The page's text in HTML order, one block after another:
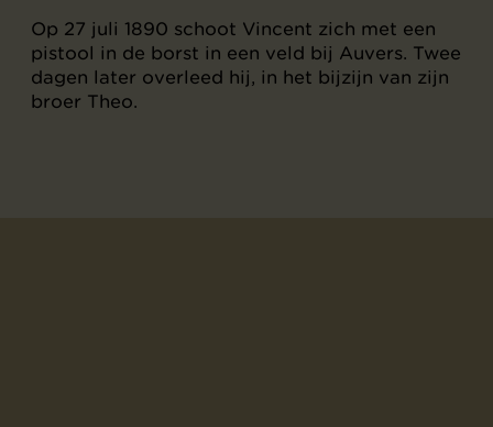
Op 27 juli 1890 schoot Vincent zich met een
pistool in de borst in een veld bij Auvers. Twee
dagen later overleed hij, in het bijzijn van zijn
broer Theo.